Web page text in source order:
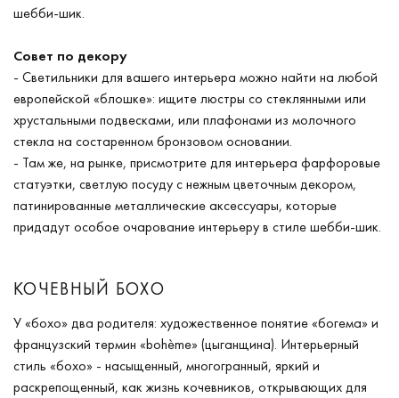
шебби-шик.
Совет по декору
- Светильники для вашего интерьера можно найти на любой
европейской «блошке»: ищите люстры со стеклянными или
хрустальными подвесками, или плафонами из молочного
стекла на состаренном бронзовом основании.
- Там же, на рынке, присмотрите для интерьера фарфоровые
статуэтки, светлую посуду с нежным цветочным декором,
патинированные металлические аксессуары, которые
придадут особое очарование интерьеру в стиле шебби-шик.
КОЧЕВНЫЙ БОХО
У «бохо» два родителя: художественное понятие «богема» и
французский термин «bohème» (цыганщина). Интерьерный
стиль «бохо» - насыщенный, многогранный, яркий и
раскрепощенный, как жизнь кочевников, открывающих для